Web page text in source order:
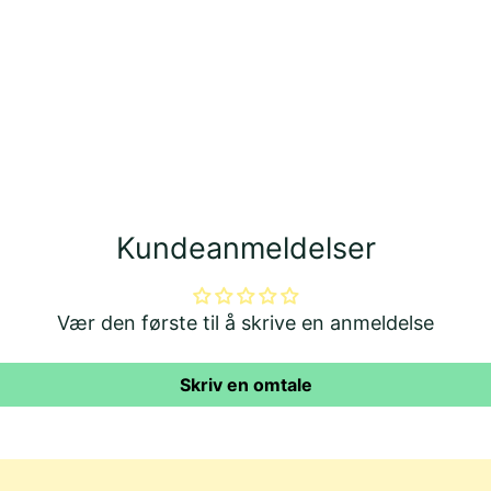
Kundeanmeldelser
Vær den første til å skrive en anmeldelse
Skriv en omtale